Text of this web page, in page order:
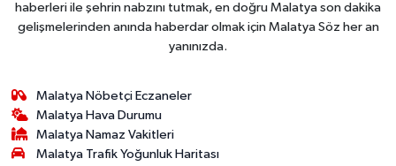
haberleri ile şehrin nabzını tutmak, en doğru Malatya son dakika
gelişmelerinden anında haberdar olmak için Malatya Söz her an
yanınızda.
Malatya Nöbetçi Eczaneler
Malatya Hava Durumu
Malatya Namaz Vakitleri
Malatya Trafik Yoğunluk Haritası